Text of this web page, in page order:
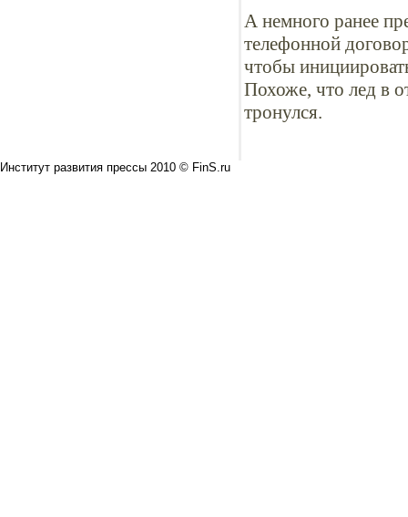
А немного ранее
телефонной
чтобы
Похоже, что лед в
тронулся.
Институт развития прессы 2010 © FinS.ru